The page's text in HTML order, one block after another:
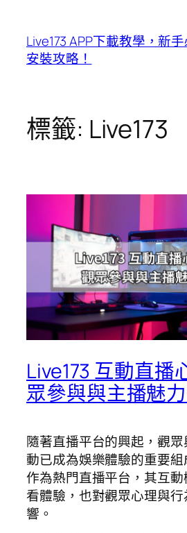
Live173 APP下載教學，新
安裝攻略！
標籤: Live173
Live173 互動直播
眾參與與主播魅
隨著直播平台的興起，觀
動已成為娛樂體驗的重要組
作為熱門直播平台，其互
看體驗，也對觀眾心理與
響。